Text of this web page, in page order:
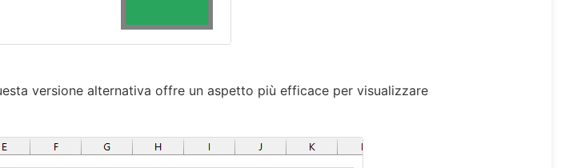
versione alternativa offre un aspetto più efficace per visualizzare